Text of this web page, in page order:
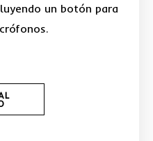
un botón para